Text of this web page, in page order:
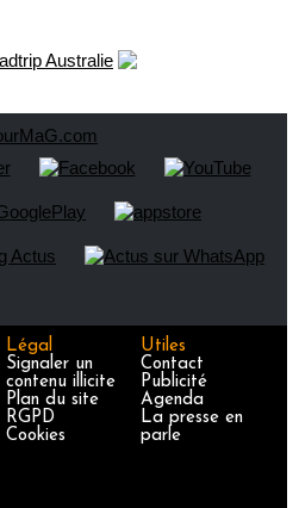
Légal
Signaler un
contenu illicite
Plan du site
RGPD
Cookies
Utiles
Contact
Publicité
Agenda
La presse en
parle